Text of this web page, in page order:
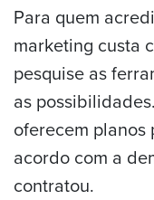
Para quem
marketing custa
pesquise as
as
oferecem
acordo com a
contratou.